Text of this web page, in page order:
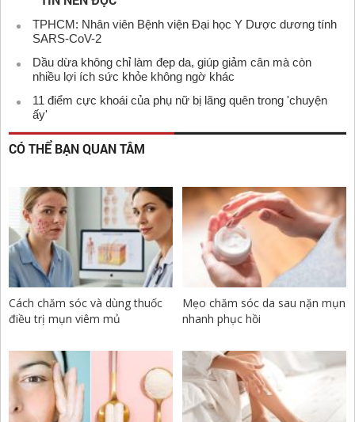
TPHCM: Nhân viên Bệnh viện Đại học Y Dược dương tính
SARS-CoV-2
Dầu dừa không chỉ làm đẹp da, giúp giảm cân mà còn
nhiều lợi ích sức khỏe không ngờ khác
11 điểm cực khoái của phụ nữ bị lãng quên trong 'chuyện
ấy'
CÓ THỂ BẠN QUAN TÂM
Cách chăm sóc và dùng thuốc
điều trị mụn viêm mủ
Mẹo chăm sóc da sau nặn mụn
nhanh phục hồi